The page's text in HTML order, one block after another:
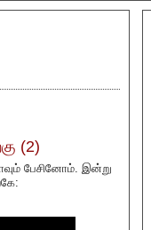
(2)
பேசினோம். இன்று